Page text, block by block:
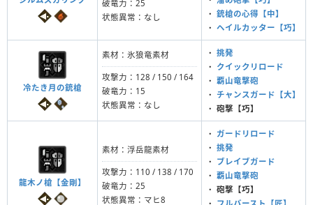
破竜力：25
状態異常：なし
・ 銃槍の心得【中】
・ ヘイルカッター【巧】
冷たき月の銃槍
素材：氷狼竜素材
攻撃力：128 / 150 / 164
破竜力：15
状態異常：なし
・ 挑発
・ クイックリロード
・ 覇山竜撃砲
・ チャンスガード【大】
・ 砲撃【巧】
龍木ノ槍【金剛】
素材：浮岳龍素材
攻撃力：110 / 138 / 170
破竜力：25
状態異常：マヒ8
・ ガードリロード
・ 挑発
・ ブレイブガード
・ 覇山竜撃砲
・ 砲撃【巧】